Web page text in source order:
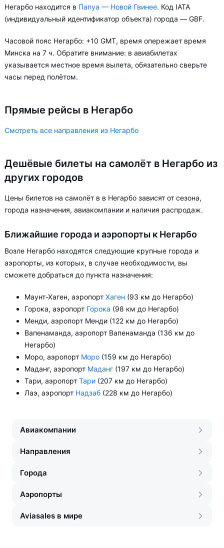
Aviasales.by советует купить авиабилеты в Негарбо заранее,
чтобы вы могли выбирать условия перелёта, ориентируясь на
Негарбо находится в Папуа — Новой Гвинее. Код IATA
(индивидуальный идентификатор объекта) города — GBF.
Часовой пояс Негарбо: +10 GMT, время опережает время
Минска на 7 ч. Обратите внимание: в авиабилетах
указывается местное время вылета, обязательно сверьте
часы перед полётом.
Прямые рейсы в Негарбо
Смотреть все направления из Негарбо
Дешёвые билеты на самолёт в Негарбо из
других городов
Цены билетов на самолёт в в Негарбо зависят от сезона,
города назначения, авиакомпании и наличия распродаж.
Ближайшие города и аэропорты к Негарбо
Возле Негарбо находятся следующие крупные города и
аэропорты, из которых, в случае необходимости, вы
сможете добраться до пункта назначения:
Маунт-Хаген, аэропорт Хаген (93 км до Негарбо)
Горока, аэропорт Горока (98 км до Негарбо)
Менди, аэропорт Менди (122 км до Негарбо)
Вапенаманда, аэропорт Вапенаманда (136 км до
Негарбо)
Моро, аэропорт Моро (159 км до Негарбо)
Маданг, аэропорт Маданг (197 км до Негарбо)
Тари, аэропорт Тари (207 км до Негарбо)
Лаэ, аэропорт Надзаб (228 км до Негарбо)
Авиакомпании
Направления
Города
Аэропорты
Aviasales в мире